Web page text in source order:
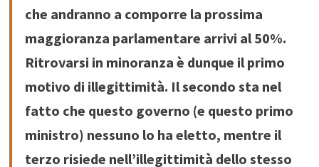
che andranno a comporre la prossima
maggioranza parlamentare arrivi al 50%.
Ritrovarsi in minoranza è dunque il primo
motivo di illegittimità. Il secondo sta nel
fatto che questo governo (e questo primo
ministro) nessuno lo ha eletto, mentre il
terzo risiede nell’illegittimità dello stesso